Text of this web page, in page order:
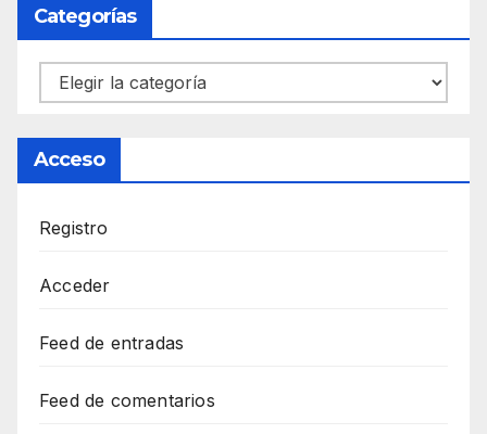
Categorías
Categorías
Acceso
Registro
Acceder
Feed de entradas
Feed de comentarios